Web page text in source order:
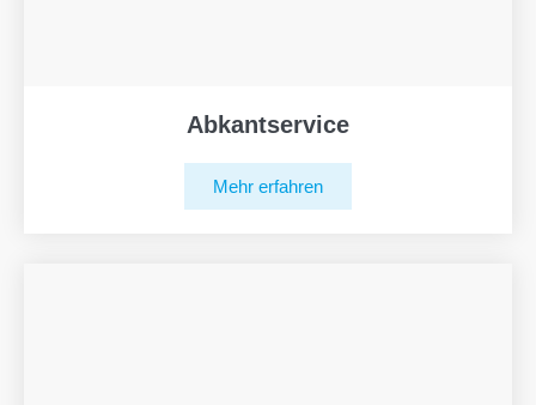
Abkantservice
Mehr erfahren